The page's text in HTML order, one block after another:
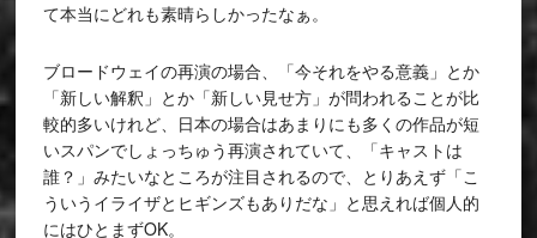
て本当にどれも素晴らしかったなぁ。
ブロードウェイの再演の場合、「今それをやる意義」とか
「新しい解釈」とか「新しい見せ方」が問われることが比
較的多いけれど、日本の場合はあまりにも多くの作品が短
いスパンでしょっちゅう再演されていて、「キャストは
誰？」みたいなところが注目されるので、とりあえず「こ
ういうイライザとヒギンズもありだな」と思えれば個人的
にはひとまずOK。